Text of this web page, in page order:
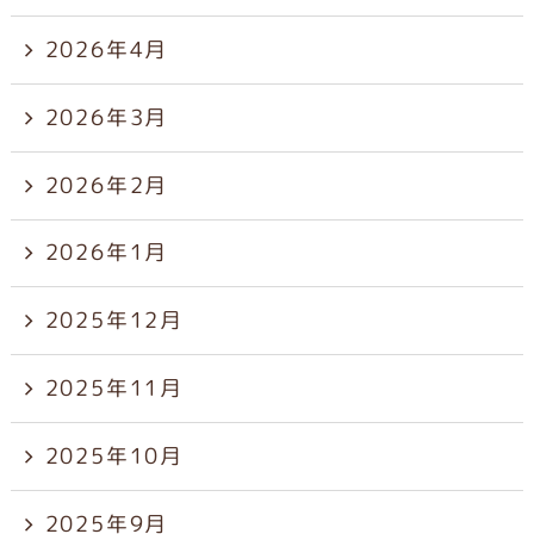
2026年4月
2026年3月
2026年2月
2026年1月
2025年12月
2025年11月
2025年10月
2025年9月